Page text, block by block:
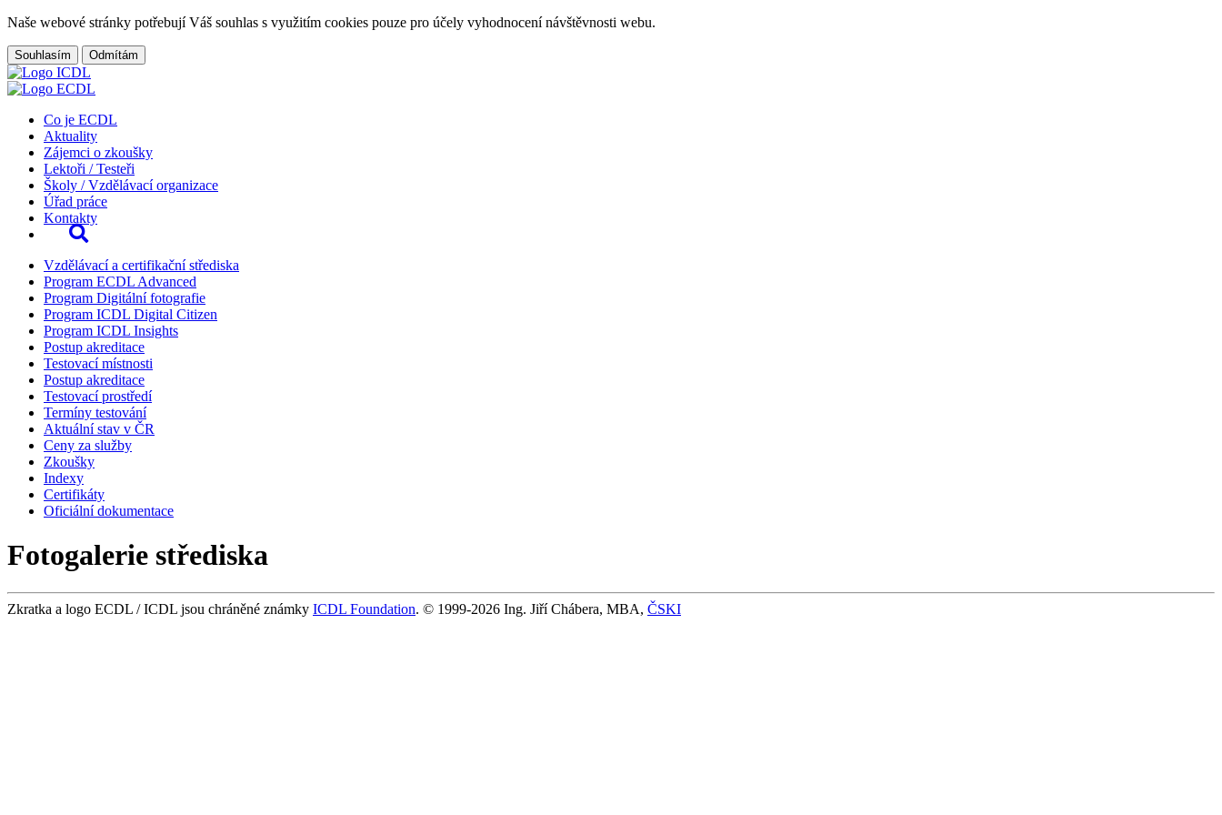
Naše webové stránky potřebují Váš souhlas s využitím cookies pouze pro účely vyhodnocení návštěvnosti webu.
Souhlasím Odmítám
Co je ECDL
Aktuality
Zájemci o zkoušky
Lektoři / Testeři
Školy / Vzdělávací organizace
Úřad práce
Kontakty
Vzdělávací a certifikační střediska
Program ECDL Advanced
Program Digitální fotografie
Program ICDL Digital Citizen
Program ICDL Insights
Postup akreditace
Testovací místnosti
Postup akreditace
Testovací prostředí
Termíny testování
Aktuální stav v ČR
Ceny za služby
Zkoušky
Indexy
Certifikáty
Oficiální dokumentace
Fotogalerie střediska
Zkratka a logo ECDL / ICDL jsou chráněné známky ICDL Foundation. © 1999-2026 Ing. Jiří Chábera, MBA, ČSKI